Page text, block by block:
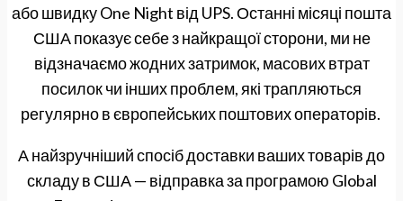
або швидку One Night від UPS. Останні місяці пошта
США показує себе з найкращої сторони, ми не
відзначаємо жодних затримок, масових втрат
посилок чи інших проблем, які трапляються
регулярно в європейських поштових операторів.
А найзручніший спосіб доставки ваших товарів до
складу в США — відправка за програмою Global